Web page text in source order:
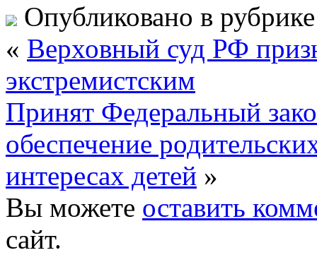
Опубликовано в
« Верховный суд РФ
экстремистским
Принят Федеральный
обеспечение
интересах детей »
Вы можете оставить
сайт.